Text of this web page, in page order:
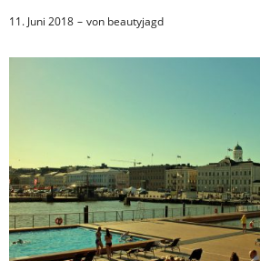
11. Juni 2018 von beautyjagd